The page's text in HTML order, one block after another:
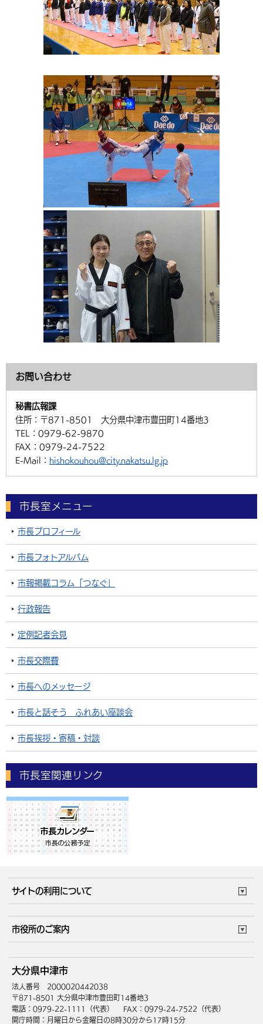
お問い合わせ
秘書広報課
住所： 〒871-8501 大分県中津市豊田町14番地3
TEL： 0979-62-9870
FAX： 0979-24-7522
E-Mail： hishokouhou@city.nakatsu.lg.jp
市長室メニュー
市長プロフィール
市長フォトアルバム
市報掲載コラム「つなぐ」
行政報告
定例記者会見
市長交際費
市長へのメッセージ
市長と話そう ふれあい座談会
市長挨拶・寄稿・対談
市長室関連リンク
サイトの利用について
サイトマップ
市役所のご案内
庁舎地図 組織案内
中津市へのアクセス
大分県中津市
法人番号 2000020442038
〒871-8501 大分県中津市豊田町14番地3
電話：0979-22-1111（代表）
FAX：0979-24-7522（代表）
開庁時間：月曜日から金曜日の8時30分から17時15分